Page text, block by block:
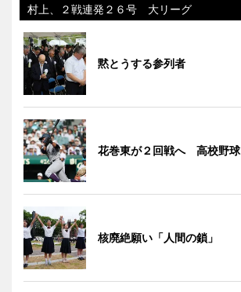
村上、２戦連発２６号 大リーグ
黙とうする参列者
花巻東が２回戦へ 高校野球
核廃絶願い「人間の鎖」